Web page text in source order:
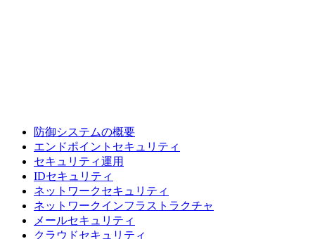
防御システムの概要
エンドポイントセキュリティ
セキュリティ運用
IDセキュリティ
ネットワークセキュリティ
ネットワークインフラストラクチャ
メールセキュリティ
クラウドセキュリティ